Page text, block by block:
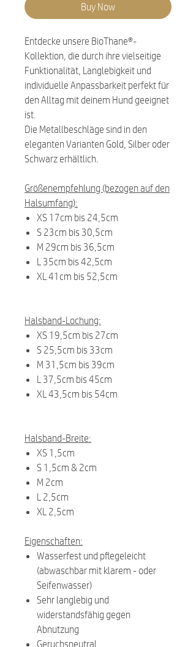
Buy Now
Entdecke unsere BioThane®-
Kollektion, die durch ihre vielseitige
Funktionalität, Langlebigkeit und
individuelle Anpassbarkeit perfekt für
den Alltag mit deinem Hund geeignet
ist.
Die Metallbeschläge sind in den
eleganten Varianten Gold, Silber oder
Schwarz erhältlich.
Größenempfehlung (bezogen auf den
Halsumfang):
XS 17cm bis 24,5cm
S 23cm bis 30,5cm
M 29cm bis 36,5cm
L 35cm bis 42,5cm
XL 41cm bis 52,5cm
Halsband-Lochung:
XS 19,5cm bis 27cm
S 25,5cm bis 33cm
M 31,5cm bis 39cm
L 37,5cm bis 45cm
XL 43,5cm bis 54cm
Halsband-Breite:
XS 1,5cm
S 1,5cm & 2cm
M 2cm
L 2,5cm
XL 2,5cm
Eigenschaften:
Wasserfest und pflegeleicht
(abwaschbar mit klarem - oder
Seifenwasser)
Sehr langlebig und
widerstandsfähig gegen
Abnutzung
Geruchsneutral